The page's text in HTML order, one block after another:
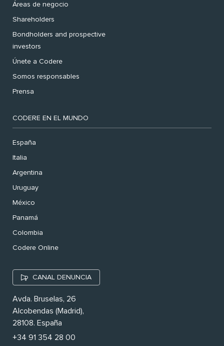
Áreas de negocio
Shareholders
Bondholders and prospective
investors
Únete a Codere
Somos responsables
Prensa
CODERE EN EL MUNDO
España
Italia
Argentina
Uruguay
México
Panamá
Colombia
Codere Online
CANAL DENUNCIA
Avda. Bruselas, 26
Alcobendas (Madrid),
28108. España
+34 91 354 28 00